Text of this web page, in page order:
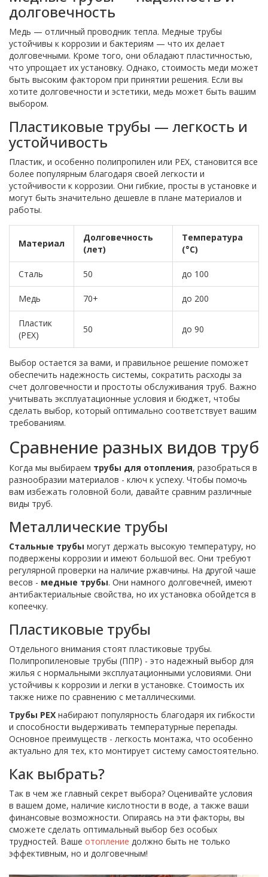
долговечность
Медь — отличный проводник тепла. Медные трубы
устойчивы к коррозии и бактериям — что их делает
долговечными. Кроме того, они обладают пластичностью,
что упрощает их установку. Однако, стоимость меди может
быть высоким фактором при принятии решения. Если вы
хотите долговечности и эстетики, медь может быть вашим
выбором.
Пластиковые трубы — легкость и
устойчивость
Пластик, и особенно полипропилен или PEX, становится все
более популярным благодаря своей легкости и
устойчивости к коррозии. Они гибкие, просты в установке и
могут быть значительно дешевле в плане материалов и
работы.
Материал
Долговечность
(лет)
Температура
(°C)
Сталь 50 до 100
Медь 70+ до 200
Пластик
(PEX)
50 до 90
Выбор остается за вами, и правильное решение поможет
обеспечить надежность системы, сократить расходы за
счет долговечности и простоты обслуживания труб. Важно
учитывать эксплуатационные условия и бюджет, чтобы
сделать выбор, который оптимально соответствует вашим
требованиям.
Сравнение разных видов труб
Когда мы выбираем трубы для отопления, разобраться в
разнообразии материалов - ключ к успеху. Чтобы помочь
вам избежать головной боли, давайте сравним различные
виды труб.
Металлические трубы
Стальные трубы могут держать высокую температуру, но
подвержены коррозии и имеют большой вес. Они требуют
регулярной проверки на наличие ржавчины. На другой чаше
весов - медные трубы. Они намного долговечней, имеют
антибактериальные свойства, но их установка обойдется в
копеечку.
Пластиковые трубы
Отдельного внимания стоят пластиковые трубы.
Полипропиленовые трубы (ППР) - это надежный выбор для
жилья с нормальными эксплуатационными условиями. Они
устойчивы к коррозии и легки в установке. Стоимость их
также ниже по сравнению с металлическими.
Трубы PEX набирают популярность благодаря их гибкости
и способности выдерживать температурные перепады.
Основное преимуществ - легкость монтажа, что особенно
актуально для тех, кто монтирует систему самостоятельно.
Как выбрать?
Так в чем же главный секрет выбора? Оценивайте условия
в вашем доме, наличие кислотности в воде, а также ваши
финансовые возможности. Опираясь на эти факторы, вы
сможете сделать оптимальный выбор без особых
трудностей. Ваше отопление должно быть не только
эффективным, но и долговечным!